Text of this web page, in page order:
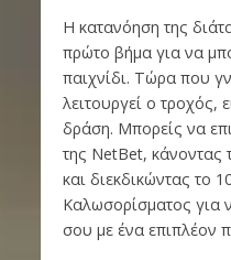
Η κατανόηση της
πρώτο βήμα για να
παιχνίδι. Τώρα που
λειτουργεί ο τροχός,
δράση. Μπορείς να
της NetBet, κάνοντας
και διεκδικώντας το
Καλωσορίσματος για
σου με ένα επιπλέον